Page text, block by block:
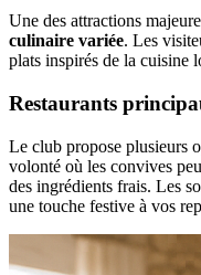
Une des attractions
culinaire variée. Les
plats inspirés de la cuisine
Restaurants
Le club propose plusieurs
volonté où les convives
des ingrédients frais. Les
une touche festive à vos